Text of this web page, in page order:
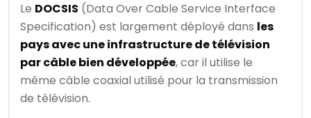
Le DOCSIS (Data Over Cable Service Interface
Specification) est largement déployé dans les
pays avec une infrastructure de télévision
par câble bien développée, car il utilise le
même câble coaxial utilisé pour la transmission
de télévision.